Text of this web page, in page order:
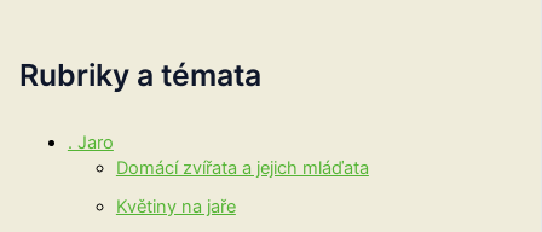
Rubriky a témata
. Jaro
Domácí zvířata a jejich mláďata
Květiny na jaře